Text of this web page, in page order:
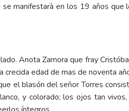
manifestarà en los 19 años que
Anota Zamora que fray
edad de mas de noventa
elblasón del señor Torres
y colorado; los ojos tan